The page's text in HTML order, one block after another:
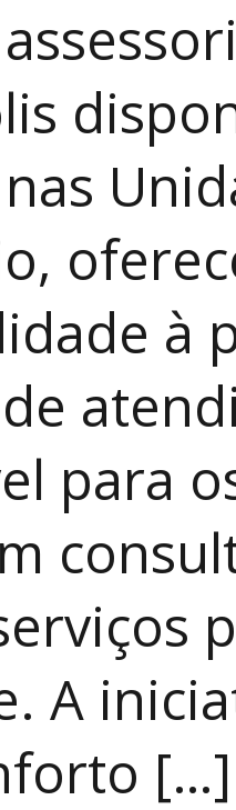
à
para
A
[…]